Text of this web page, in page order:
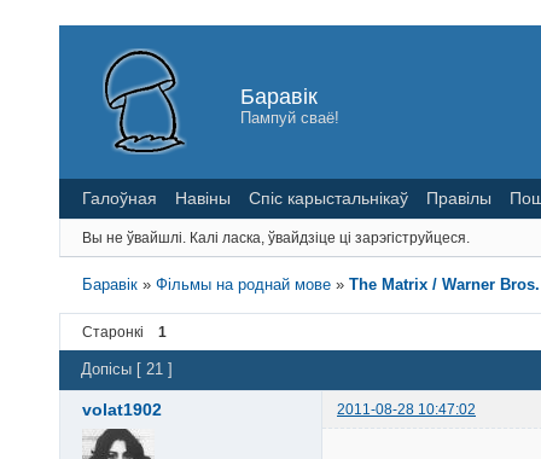
Баравік
Пампуй сваё!
Галоўная Навіны Спіс карыстальнікаў Правілы
Вы не ўвайшлі. Калі ласка, ўвайдзіце ці зарэгіструйцеся.
Баравік »Фільмы на роднай мове »The Matrix / Warner
Старонкі 1
Допісы [ 21 ]
volat1902 2011-08-28 10:47:02